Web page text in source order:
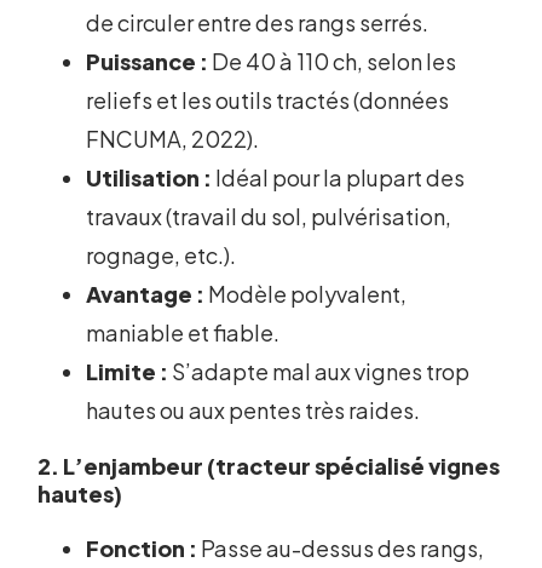
de circuler entre des rangs serrés.
Puissance : De 40 à 110 ch, selon les
reliefs et les outils tractés (données
FNCUMA, 2022).
Utilisation : Idéal pour la plupart des
travaux (travail du sol, pulvérisation,
rognage, etc.).
Avantage : Modèle polyvalent,
maniable et fiable.
Limite : S’adapte mal aux vignes trop
hautes ou aux pentes très raides.
2. L’enjambeur (tracteur spécialisé vignes
hautes)
Fonction : Passe au-dessus des rangs,